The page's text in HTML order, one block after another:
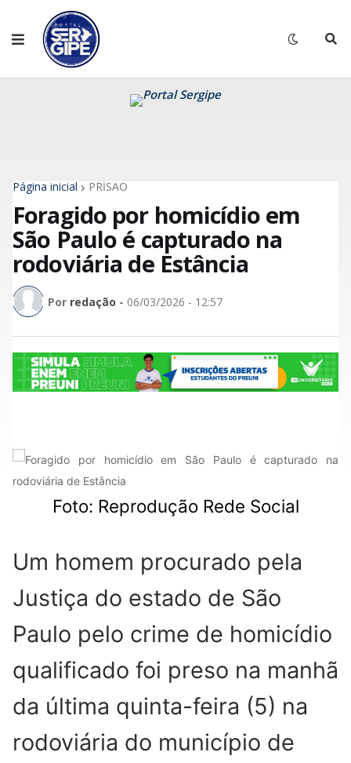
Página inicial PRİSÃO
Foragido por homicídio em
São Paulo é capturado na
rodoviária de Estância
Por redação - 06/03/2026 - 12:57
Foto: Reprodução Rede Social
Um homem procurado pela
Justiça do estado de São
Paulo pelo crime de homicídio
qualificado foi preso na manhã
da última quinta-feira (5) na
rodoviária do município de